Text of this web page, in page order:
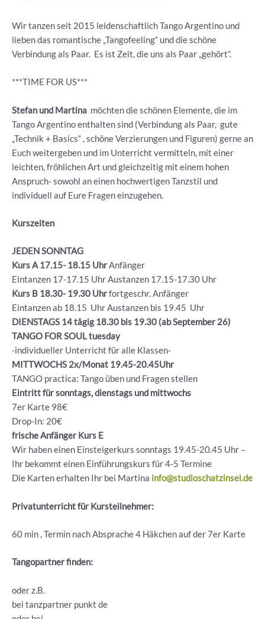
Wir tanzen seit 2015 leidenschaftlich Tango Argentino und
lieben das romantische „Tangofeeling“ und die schöne
Verbindung als Paar. Es ist Zeit, die uns als Paar „gehört“.
***TIME FOR US***
Stefan und Martina möchten die schönen Elemente, die im
Tango Argentino enthalten sind (Verbindung als Paar, gute
„Technik + Basics“ , schöne Verzierungen und Figuren) gerne an
Euch weitergeben und im Unterricht vermitteln, mit einer
leichten, fröhlichen Art und gleichzeitig mit einem hohen
Anspruch- sowohl an einen hochwertigen Tanzstil und
individuell auf Eure Fragen einzugehen.
Kurszeiten
JEDEN SONNTAG
Kurs A 17.15- 18.15 UhrAnfänger
Eintanzen 17-17.15 Uhr Austanzen 17.15-17.30 Uhr
Kurs B 18.30- 19.30 Uhrfortgeschr. Anfänger
Eintanzen ab 18.15 Uhr Austanzen bis 19.45 Uhr
DIENSTAGS 14 tägig 18.30 bis 19.30 (ab September 26)
TANGO FOR SOUL tuesday
-individueller Unterricht für alle Klassen-
MITTWOCHS 2x/Monat 19.45-20.45Uhr
TANGO practica: Tango üben und Fragen stellen
Eintritt für sonntags, dienstags und mittwochs
7er Karte 98€
Drop-In: 20€
frische Anfänger Kurs E
Wir haben einen Einsteigerkurs sonntags 19.45-20.45 Uhr –
Ihr bekommt einen Einführungskurs für 4-5 Termine
Die Karten erhalten Ihr bei Martina info@studioschatzinsel.de
Privatunterricht für Kursteilnehmer:
60 min , Termin nach Absprache 4 Häkchen auf der 7er Karte
Tangopartner finden:
oder z.B.
bei tanzpartner punkt de